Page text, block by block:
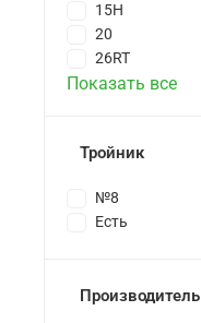
15H
20
26RT
Показать все
Тройник
№8
Есть
Производитель